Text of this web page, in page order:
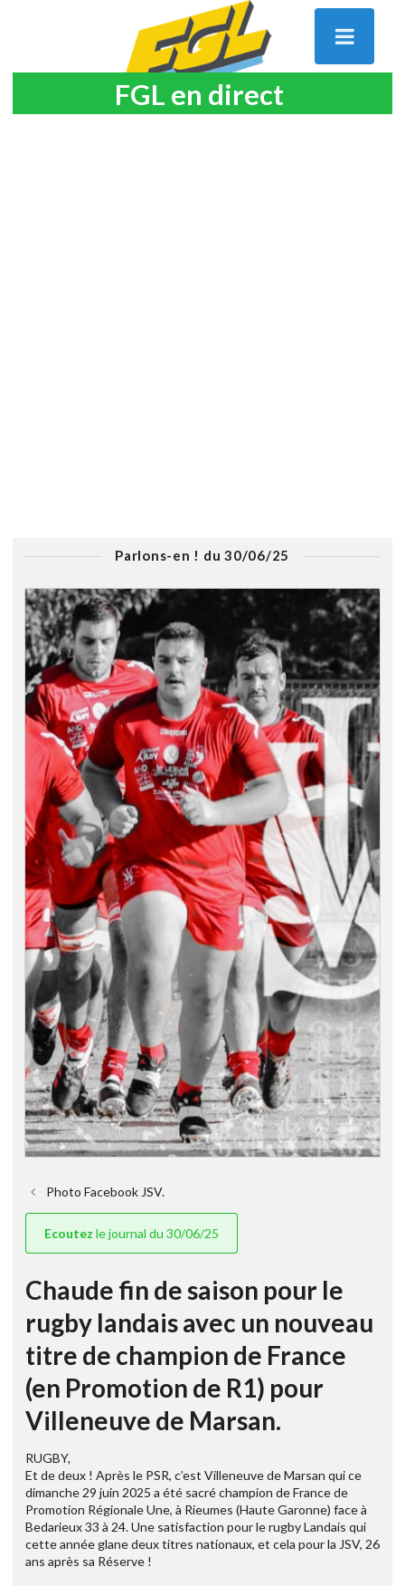
FGL en direct
Parlons-en ! du 30/06/25
Photo Facebook JSV.
Ecoutez le journal du 30/06/25
Chaude fin de saison pour le
rugby landais avec un nouveau
titre de champion de France
(en Promotion de R1) pour
Villeneuve de Marsan.
RUGBY,
Et de deux ! Après le PSR, c’est Villeneuve de Marsan qui ce
dimanche 29 juin 2025 a été sacré champion de France de
Promotion Régionale Une, à Rieumes (Haute Garonne) face à
Bedarieux 33 à 24. Une satisfaction pour le rugby Landais qui
cette année glane deux titres nationaux, et cela pour la JSV, 26
ans après sa Réserve !